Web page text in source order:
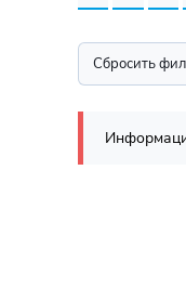
Сбросить